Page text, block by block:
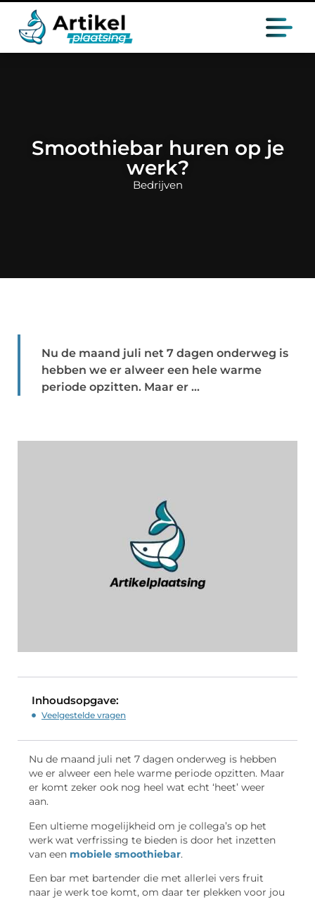
Smoothiebar huren op je
werk?
Bedrijven
Nu de maand juli net 7 dagen onderweg is
hebben we er alweer een hele warme
periode opzitten. Maar er ...
Inhoudsopgave:
Veelgestelde vragen
Nu de maand juli net 7 dagen onderweg is hebben
we er alweer een hele warme periode opzitten. Maar
er komt zeker ook nog heel wat echt ‘heet’ weer
aan.
Een ultieme mogelijkheid om je collega’s op het
werk wat verfrissing te bieden is door het inzetten
van een mobiele smoothiebar.
Een bar met bartender die met allerlei vers fruit
naar je werk toe komt, om daar ter plekken voor jou